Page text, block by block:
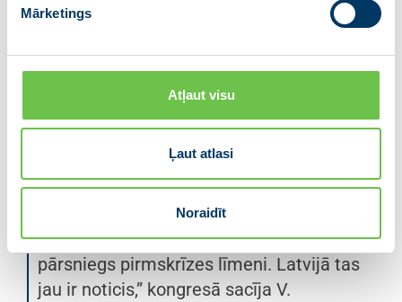
Mārketings
Atļaut visu
Ļaut atlasi
Noraidīt
atbalsta pasākumus, Eiropas Savienībā
izdevās ierobežot ekonomikas kritumu
Eiropas Komisijas prognozei, ES
ekonomika šogad pieaugs par 4,8%, bet
nākamgad – par 4,5%. Daudzās ES
dalībvalstīs ekonomika jau šogad
pārsniegs pirmskrīzes līmeni. Latvijā tas
jau ir noticis,” kongresā sacīja V.